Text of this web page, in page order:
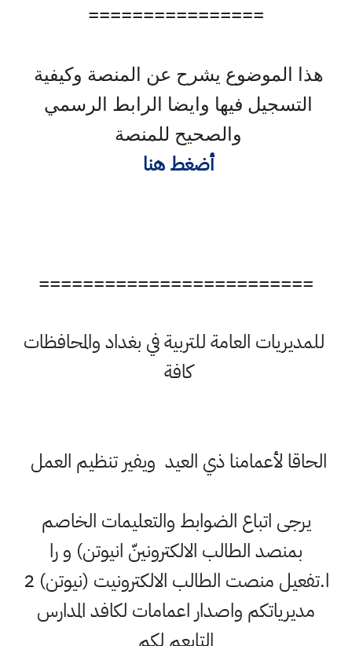
================
والصحيح للمنصة
أضغط هنا
=========================
للمديريات العامة للتربية في بغداد والمحافظات
كافة
الحاقا لأعمامنا ذي العيد ويفير تنظيم العمل
يرجى اتباع الضوابط والتعليمات الخاصم
بمنصد الطالب الالكترونينّ انيوتن) و را
ا.تفعيل منصت الطالب الالكترونيت (نيوتن) 2
مديرياتكم واصدار اعمامات لكافد المدارس